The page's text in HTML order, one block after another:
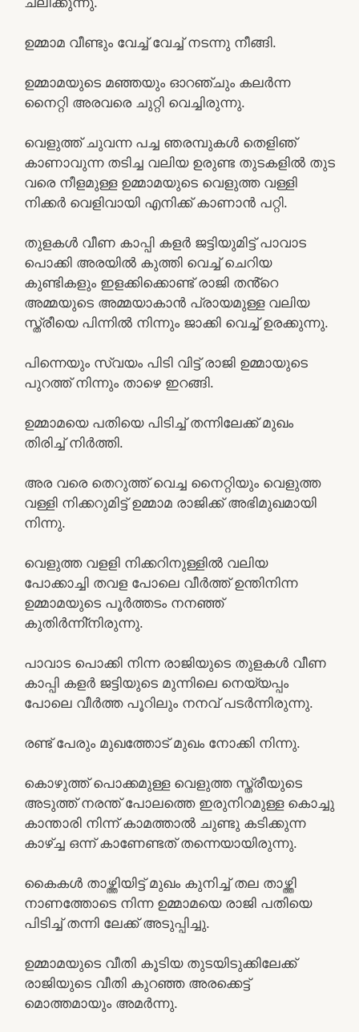
ഉമ്മാമ വീണ്ടും വേച്ച് വേച്ച് നടന്നു നീങ്ങി.
ഉമ്മാമയുടെ മഞ്ഞയും ഓറഞ്ചും കലർന്ന
നൈറ്റി അരവരെ ചുറ്റി വെച്ചിരുന്നു.
വെളുത്ത് ചുവന്ന പച്ച ഞരമ്പുകൾ തെളിഞ്
കാണാവുന്ന തടിച്ച വലിയ ഉരുണ്ട തുടകളിൽ തുട
വരെ നീളമുള്ള ഉമ്മാമയുടെ വെളുത്ത വള്ളി
നിക്കർ വെളിവായി എനിക്ക് കാണാൻ പറ്റി.
തുളകൾ വീണ കാപ്പി കളർ ജട്ടിയുമിട്ട് പാവാട
പൊക്കി അരയിൽ കുത്തി വെച്ച് ചെറിയ
കുണ്ടികളും ഇളക്കിക്കൊണ്ട് രാജി തൻ്റെ
അമ്മയുടെ അമ്മയാകാൻ പ്രായമുള്ള വലിയ
സ്ത്രീയെ പിന്നിൽ നിന്നും ജാക്കി വെച്ച് ഉരക്കുന്നു.
പിന്നെയും സ്വയം പിടി വിട്ട് രാജി ഉമ്മായുടെ
പുറത്ത് നിന്നും താഴെ ഇറങ്ങി.
ഉമ്മാമയെ പതിയെ പിടിച്ച് തന്നിലേക്ക് മുഖം
തിരിച്ച് നിർത്തി.
അര വരെ തെറുത്ത് വെച്ച നൈറ്റിയും വെളുത്ത
വള്ളി നിക്കറുമിട്ട് ഉമ്മാമ രാജിക്ക് അഭിമുഖമായി
നിന്നു.
വെളുത്ത വളളി നിക്കറിനുള്ളിൽ വലിയ
പോക്കാച്ചി തവള പോലെ വീർത്ത് ഉന്തിനിന്ന
ഉമ്മാമയുടെ പൂർത്തടം നനഞ്ഞ്
കുതിർന്നി്നിരുന്നു.
പാവാട പൊക്കി നിന്ന രാജിയുടെ തുളകൾ വീണ
കാപ്പി കളർ ജട്ടിയുടെ മുന്നിലെ നെയ്യപ്പം
പോലെ വീർത്ത പൂറിലും നനവ് പടർന്നിരുന്നു.
രണ്ട് പേരും മുഖത്തോട് മുഖം നോക്കി നിന്നു.
കൊഴുത്ത് പൊക്കമുള്ള വെളുത്ത സ്ത്രീയുടെ
അടുത്ത് നരന്ത് പോലത്തെ ഇരുനിറമുള്ള കൊച്ചു
കാന്താരി നിന്ന് കാമത്താൽ ചുണ്ടു കടിക്കുന്ന
കാഴ്ച്ച ഒന്ന് കാണേണ്ടത് തന്നെയായിരുന്നു.
കൈകൾ താഴ്ത്തിയിട്ട് മുഖം കുനിച്ച് തല താഴ്ത്തി
നാണത്തോടെ നിന്ന ഉമ്മാമയെ രാജി പതിയെ
പിടിച്ച് തന്നി ലേക്ക് അടുപ്പിച്ചു.
ഉമ്മാമയുടെ വീതി കൂടിയ തുടയിടുക്കിലേക്ക്
രാജിയുടെ വീതി കുറഞ്ഞ അരക്കെട്ട്
മൊത്തമായും അമർന്നു.